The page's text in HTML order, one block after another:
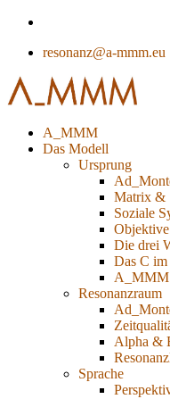
resonanz@a-mmm.eu
A_MMM
Das Modell
Ursprung
Matrix &
Soziale
Die drei
Das C
A_MMM
Resonanzraum
Alpha &
Sprache